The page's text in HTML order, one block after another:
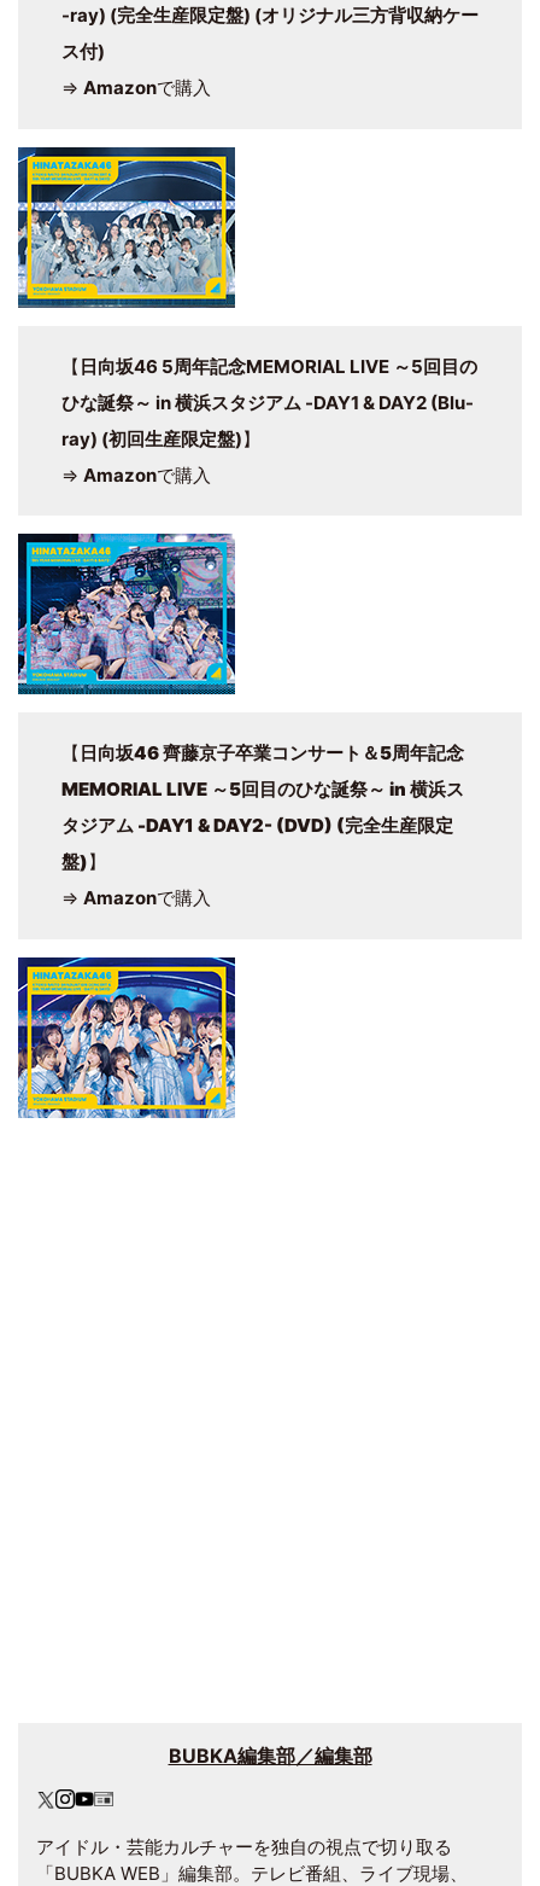
-ray) (完全生産限定盤) (オリジナル三方背収納ケー
ス付)
⇒ Amazonで購入
【 日向坂46 5周年記念MEMORIAL LIVE ～5回目の
ひな誕祭～ in 横浜スタジアム -DAY1 & DAY2 (Blu-
ray) (初回生産限定盤)】
⇒ Amazonで購入
【 日向坂46 齊藤京子卒業コンサート＆5周年記念
MEMORIAL LIVE ～5回目のひな誕祭～ in 横浜ス
タジアム -DAY1 & DAY2- (DVD) (完全生産限定
盤)】
⇒ Amazonで購入
BUBKA編集部／編集部
アイドル・芸能カルチャーを独自の視点で切り取る
「BUBKA WEB」編集部。テレビ番組、ライブ現場、